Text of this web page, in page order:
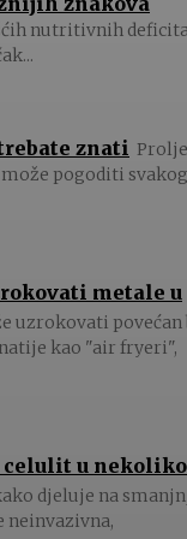
nutritivnih
znati
pogoditi
metale u
uzrokovati
kao "air fryeri",
celulit u nekoliko
djeluje na
neinvazivna,